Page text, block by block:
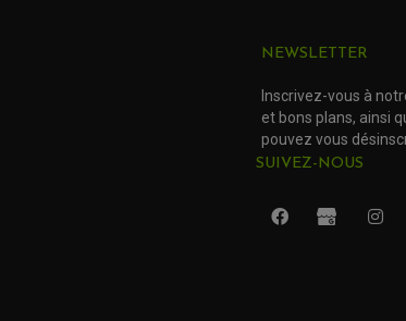
NEWSLETTER
Inscrivez-vous à
et bons plans, ainsi
pouvez vous
SUIVEZ-NOUS